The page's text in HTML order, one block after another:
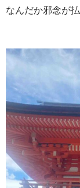
なんだか邪念が